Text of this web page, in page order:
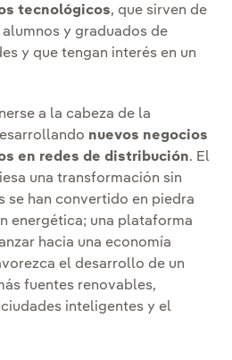
tecnológicos, que sirven de
y graduados de
y que tengan interés en un
a la cabeza de la
nuevos negocios
en redes de distribución. El
una transformación sin
se han convertido en piedra
energética; una plataforma
hacia una economía
el desarrollo de un
fuentes renovables,
ciudades inteligentes y el